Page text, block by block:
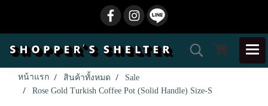
หน้าแรก สินค้าทั้งหมด
Sale
Rose Gold Turkish Coffee Pot (Solid Handle) Size-S